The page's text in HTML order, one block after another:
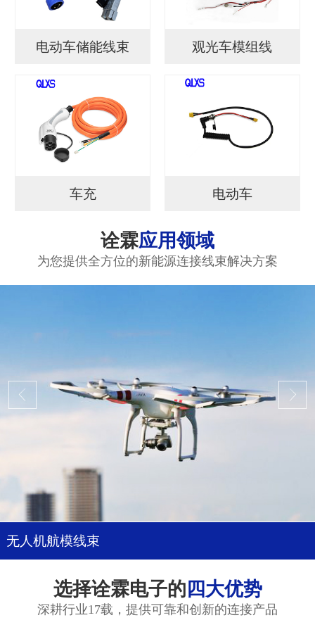
电动车储能线束 观光车模组线
车充 电动车
诠霖应用领域
为您提供全方位的新能源连接线束解决方案
无人机航模线束
选择诠霖电子的 四大优势
深耕行业17载，提供可靠和创新的连接产品